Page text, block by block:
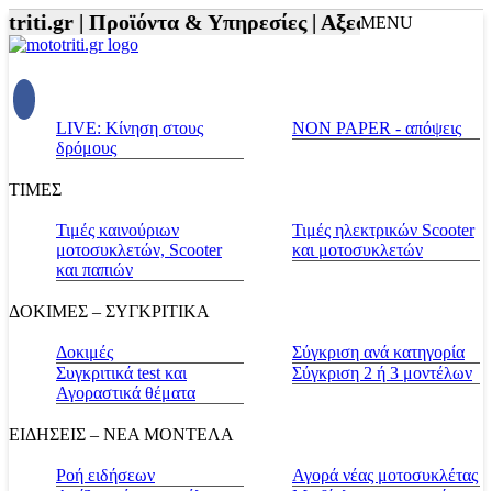
|Προϊόντα & Υπηρεσίες |Αξεσουάρ Αναβάτη
MENU
LIVE: Κίνηση στους
δρόμους
NON PAPER - απόψεις
ΤΙΜΕΣ
Τιμές καινούριων
μοτοσυκλετών, Scooter
και παπιών
Τιμές ηλεκτρικών Scooter
και μοτοσυκλετών
ΔΟΚΙΜΕΣ – ΣΥΓΚΡΙΤΙΚΑ
Δοκιμές
Συγκριτικά test και
Αγοραστικά θέματα
Σύγκριση ανά κατηγορία
Σύγκριση 2 ή 3 μοντέλων
ΕΙΔΗΣΕΙΣ – ΝΕΑ ΜΟΝΤΕΛΑ
Ροή ειδήσεων
Αγορά νέας μοτοσυκλέτας